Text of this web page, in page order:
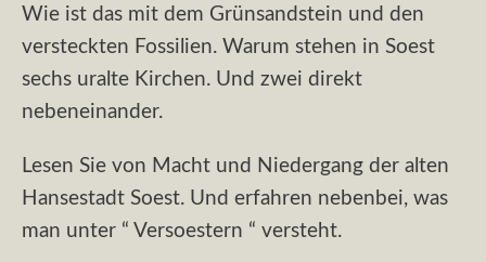
Wie ist das mit dem Grünsandstein und den
versteckten Fossilien. Warum stehen in Soest
sechs uralte Kirchen. Und zwei direkt
nebeneinander.
Lesen Sie von Macht und Niedergang der alten
Hansestadt Soest. Und erfahren nebenbei, was
man unter “ Versoestern “ versteht.